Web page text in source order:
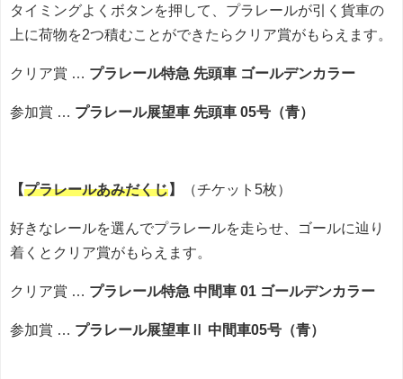
タイミングよくボタンを押して、プラレールが引く貨車の
上に荷物を2つ積むことができたらクリア賞がもらえます。
クリア賞 … プラレール特急 先頭車 ゴールデンカラー
参加賞 … プラレール展望車 先頭車 05号（青）
【プラレールあみだくじ】 （チケット5枚）
好きなレールを選んでプラレールを走らせ、ゴールに辿り
着くとクリア賞がもらえます。
クリア賞 … プラレール特急 中間車 01 ゴールデンカラー
参加賞 … プラレール展望車Ⅱ 中間車05号（青）